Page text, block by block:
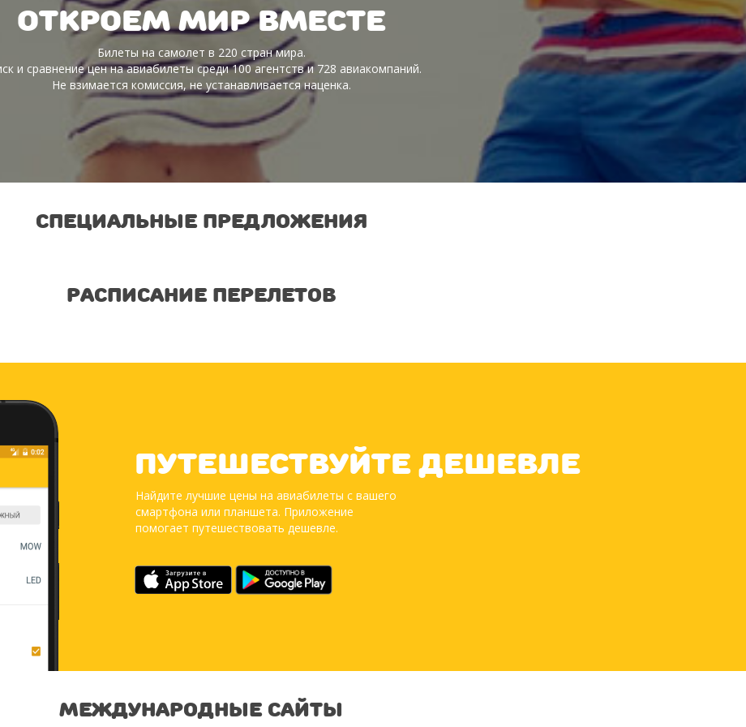
Откроем мир вместе
Билеты на самолет в 220 стран мира.
и сравнение цен на авиабилеты среди 100 агентств и 728 авиакомпаний.
Не взимается комиссия, не устанавливается наценка.
Специальные предложения
Расписание перелетов
Путешествуйте дешевле
Найдите лучшие цены на авиабилеты с вашего
смартфона или планшета. Приложение
помогает путешествовать дешевле.
Международные сайты